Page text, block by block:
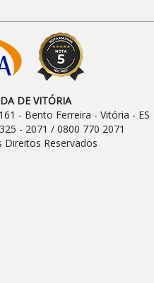
DE VITÓRIA
- Bento Ferreira - Vitória - ES
- 2071 / 0800 770 2071
Reservados